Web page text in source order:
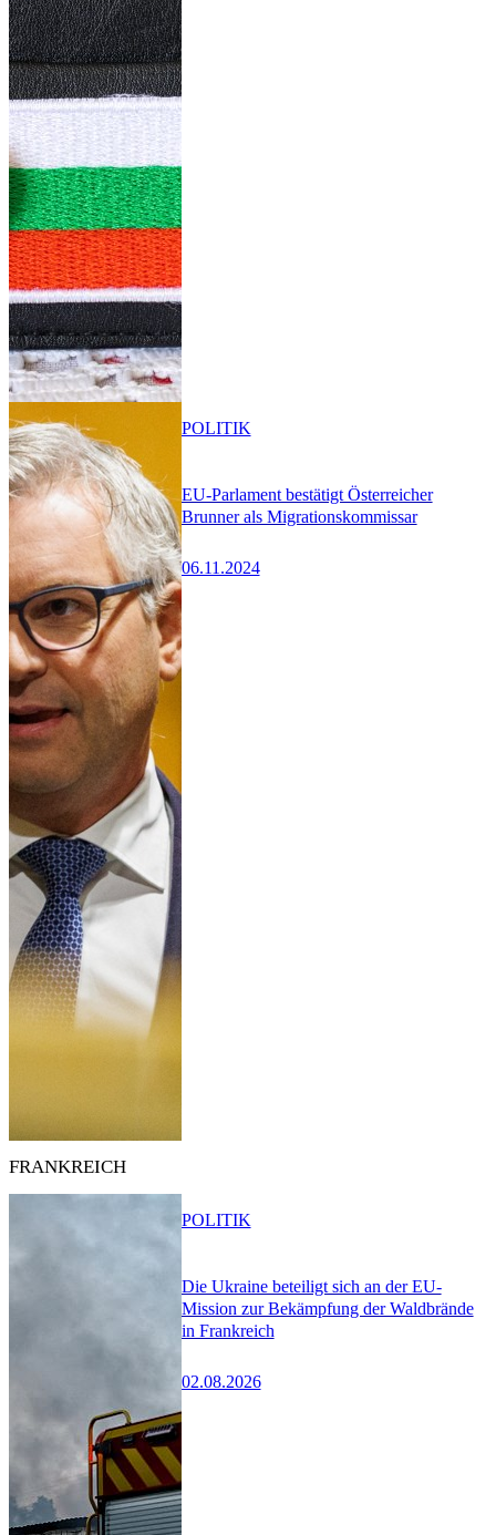
EU-Parlament bestätigt Österreicher
Brunner als Migrationskommissar
06.11.2024
POLITIK
FRANKREICH
Die Ukraine beteiligt sich an der EU-
Mission zur Bekämpfung der Waldbrände
in Frankreich
02.08.2026
POLITIK